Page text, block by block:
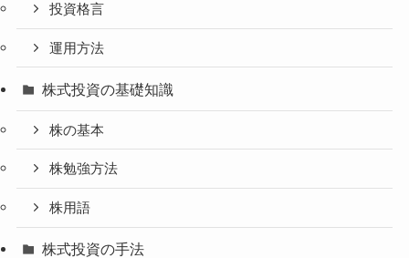
投資格言
運用方法
株式投資の基礎知識
株の基本
株勉強方法
株用語
株式投資の手法